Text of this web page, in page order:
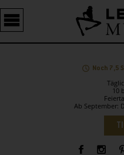
Barrierefreie
Bedienung
der
Noch 7,5
10
Ab September: